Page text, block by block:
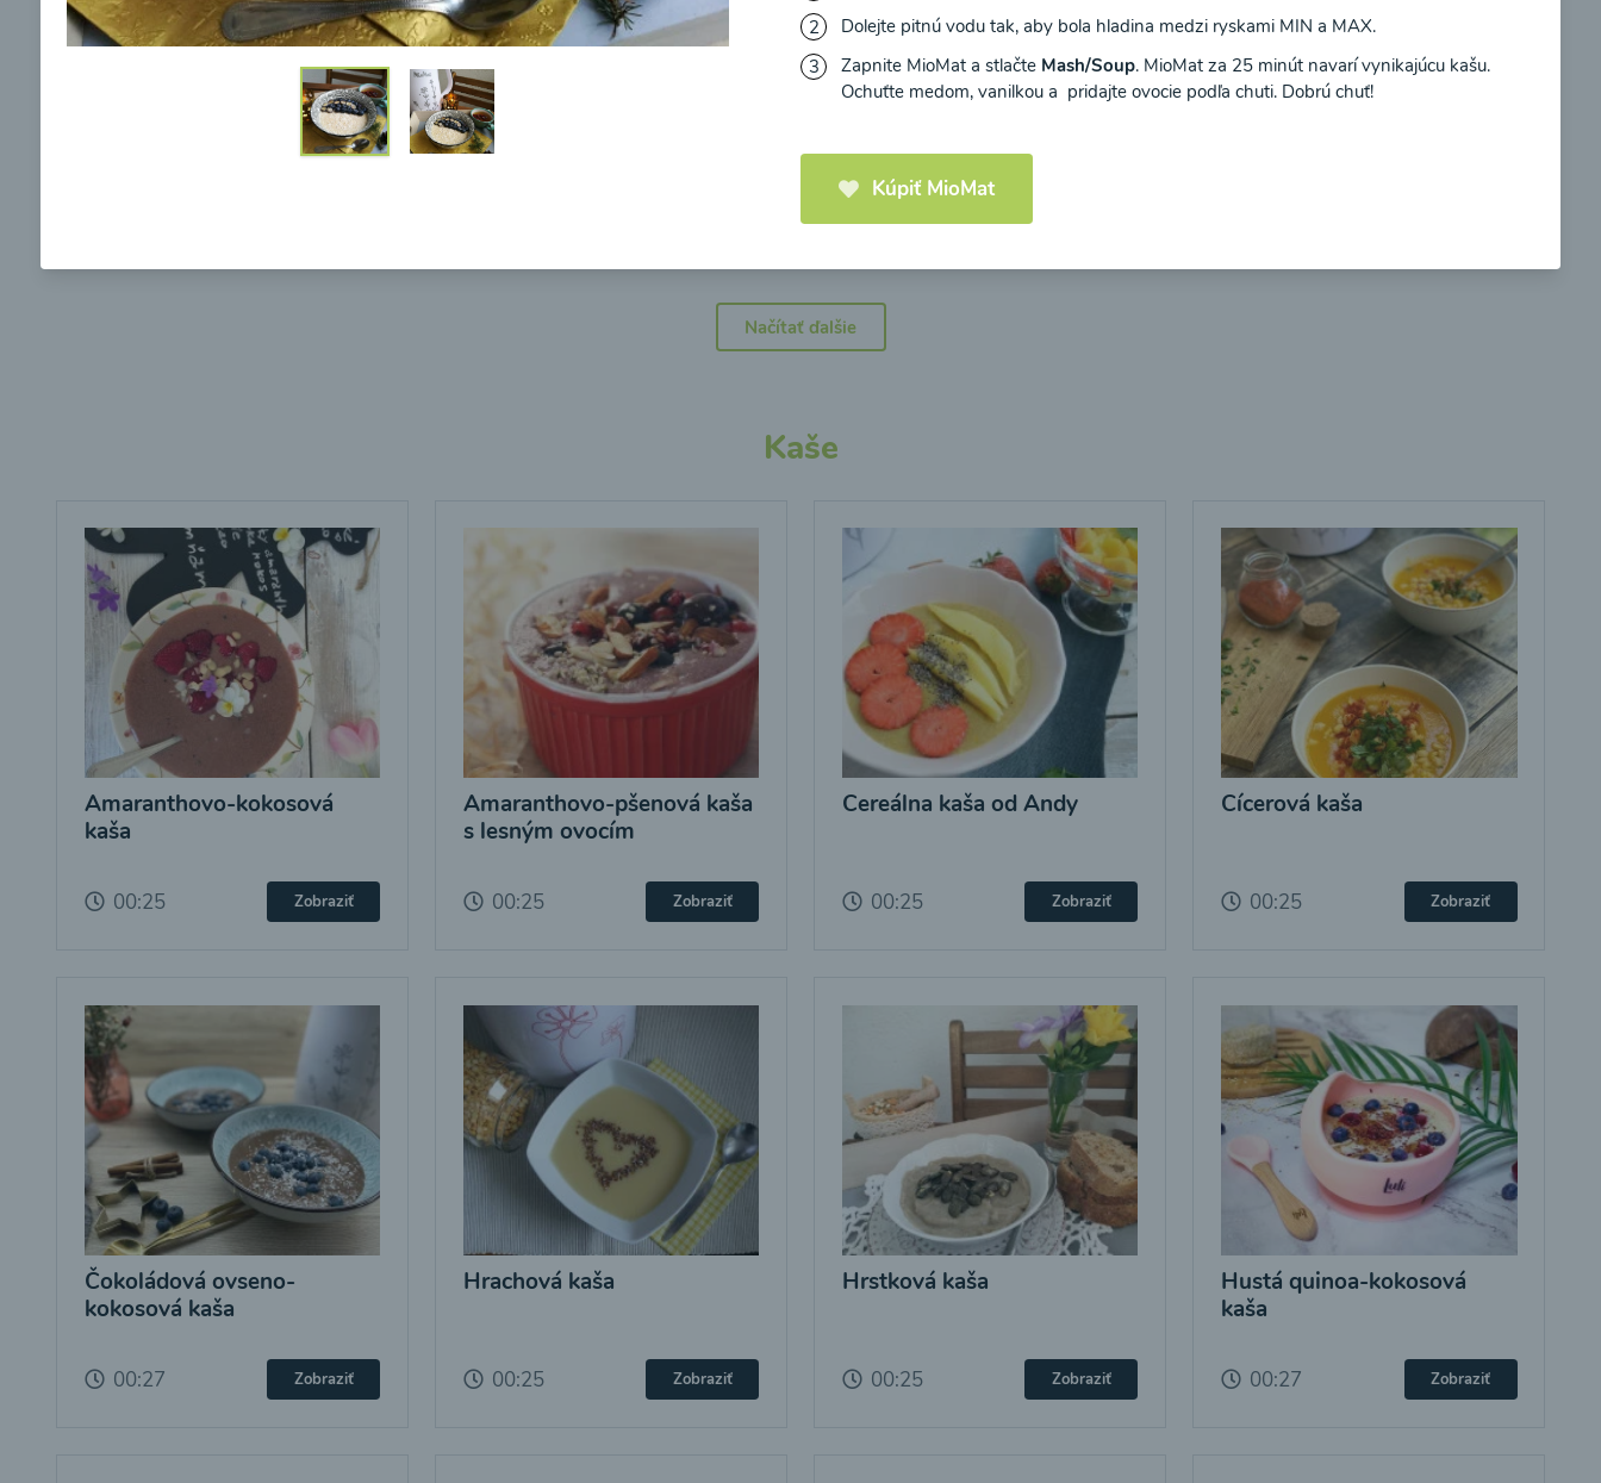
Brokolicová polievka s nivou
Brokolicová polievka s
pečenými cherry a
mozzarelou od Recepty
Mojej Zdravej Kuchyne
Brokolicová polievka so
syrom
00:25
Brokolicové cappuccino
Načítať ďalšie
Kaše
Amaranthovo-kokosová
kaša
00:25 Zobraziť
Amaranthovo-pšenová kaša
s lesným ovocím
00:25 Zobraziť
Cereálna kaša od Andy
00:25 Zobraziť
Cícerová kaša
00:25 Zobraziť
Čokoládová ovseno-
kokosová kaša
00:27 Zobraziť
Hrachová kaša
00:25 Zobraziť
Hrstková kaša
00:25 Zobraziť
Hustá quinoa-kokosová
kaša
00:27 Zobraziť
Dolejte pitnú vodu tak, aby bola hladina medzi ryskami MIN a MAX.
Zapnite MioMat a stlačte Mash/Soup. MioMat za 25 minút navarí vynikajúcu kašu.
Ochuťte medom, vanilkou a pridajte ovocie podľa chuti. Dobrú chuť!
Kúpiť MioMat